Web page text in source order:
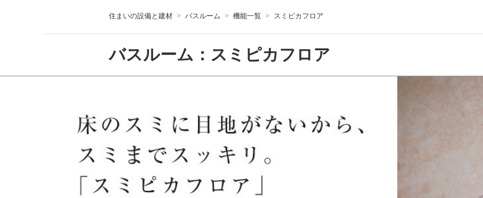
住まいの設備と建材 バスルーム 機能一覧 スミピカフロア
バスルーム： スミピカフロア